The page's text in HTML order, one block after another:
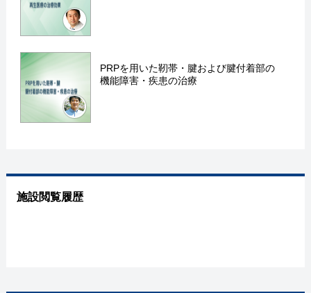
PRPを用いた靭帯・腱および腱付着部の
機能障害・疾患の治療
施設閲覧履歴